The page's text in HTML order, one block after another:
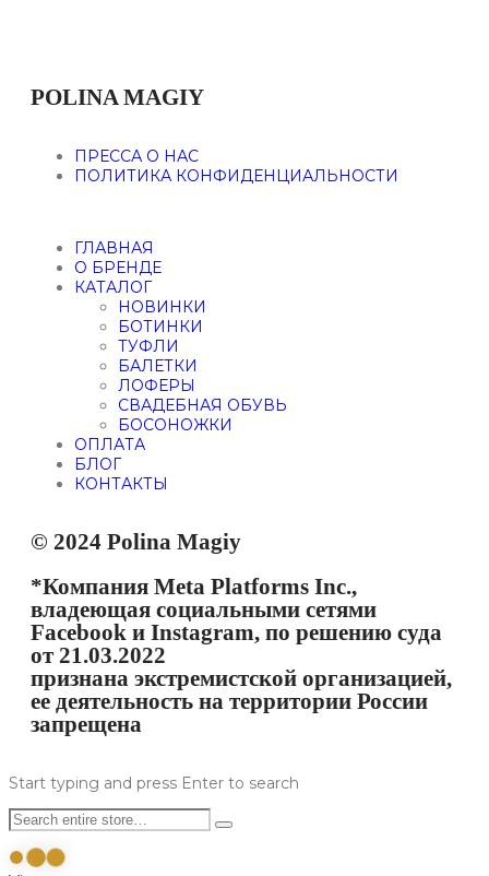
POLINA MAGIY
ПРЕССА О НАС
ПОЛИТИКА КОНФИДЕНЦИАЛЬНОСТИ
ГЛАВНАЯ
О БРЕНДЕ
КАТАЛОГ
НОВИНКИ
БОТИНКИ
ТУФЛИ
БАЛЕТКИ
ЛОФЕРЫ
СВАДЕБНАЯ ОБУВЬ
БОСОНОЖКИ
ОПЛАТА
БЛОГ
КОНТАКТЫ
© 2024 Polina Magiy
*Компания Meta Platforms Inc.,
владеющая социальными сетями
Facebook и Instagram, по решению суда
от 21.03.2022
признана экстремистской организацией,
ее деятельность на территории России
запрещена
Start typing and press Enter to search